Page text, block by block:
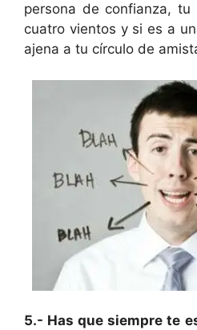
persona de confianza,
cuatro vientos y si es a
ajena a tu círculo de
5.- Has que siempre te